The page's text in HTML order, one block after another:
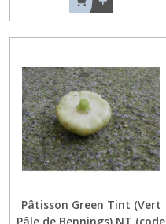
Pâtisson Green Tint (Vert
Pâle de Bennings) NT (code
Aubergines
Zébrées
ou
(3)
Concombres
Epineux
(4)
Lisses
(3)